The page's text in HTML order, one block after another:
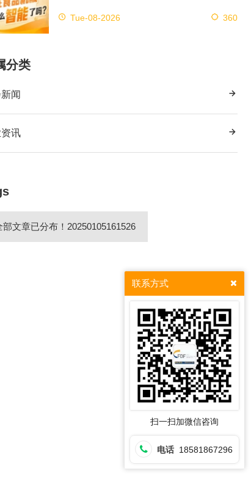
Tue-08-2026 360
分类
闻
讯
部文章已分布！20250105161526
联系方式
扫一扫加微信咨询
电话 18581867296